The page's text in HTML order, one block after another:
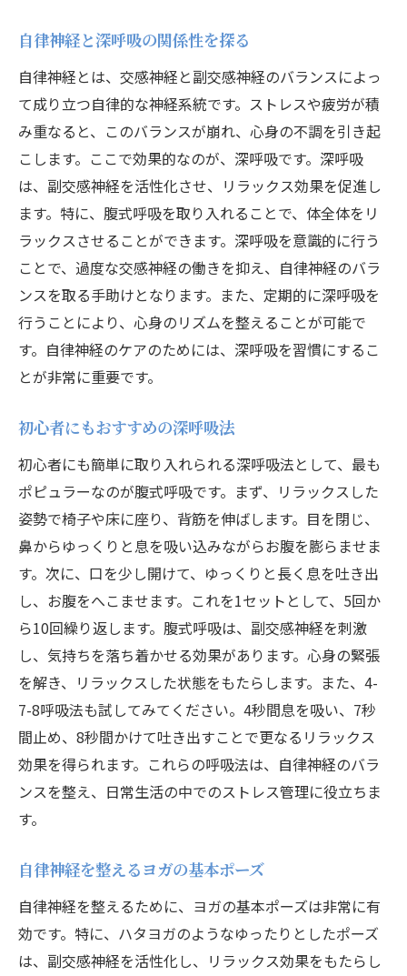
自律神経と深呼吸の関係性を探る
自律神経とは、交感神経と副交感神経のバランスによっ
て成り立つ自律的な神経系統です。ストレスや疲労が積
み重なると、このバランスが崩れ、心身の不調を引き起
こします。ここで効果的なのが、深呼吸です。深呼吸
は、副交感神経を活性化させ、リラックス効果を促進し
ます。特に、腹式呼吸を取り入れることで、体全体をリ
ラックスさせることができます。深呼吸を意識的に行う
ことで、過度な交感神経の働きを抑え、自律神経のバラ
ンスを取る手助けとなります。また、定期的に深呼吸を
行うことにより、心身のリズムを整えることが可能で
す。自律神経のケアのためには、深呼吸を習慣にするこ
とが非常に重要です。
初心者にもおすすめの深呼吸法
初心者にも簡単に取り入れられる深呼吸法として、最も
ポピュラーなのが腹式呼吸です。まず、リラックスした
姿勢で椅子や床に座り、背筋を伸ばします。目を閉じ、
鼻からゆっくりと息を吸い込みながらお腹を膨らませま
す。次に、口を少し開けて、ゆっくりと長く息を吐き出
し、お腹をへこませます。これを1セットとして、5回か
ら10回繰り返します。腹式呼吸は、副交感神経を刺激
し、気持ちを落ち着かせる効果があります。心身の緊張
を解き、リラックスした状態をもたらします。また、4-
7-8呼吸法も試してみてください。4秒間息を吸い、7秒
間止め、8秒間かけて吐き出すことで更なるリラックス
効果を得られます。これらの呼吸法は、自律神経のバラ
ンスを整え、日常生活の中でのストレス管理に役立ちま
す。
自律神経を整えるヨガの基本ポーズ
自律神経を整えるために、ヨガの基本ポーズは非常に有
効です。特に、ハタヨガのようなゆったりとしたポーズ
は、副交感神経を活性化し、リラックス効果をもたらし